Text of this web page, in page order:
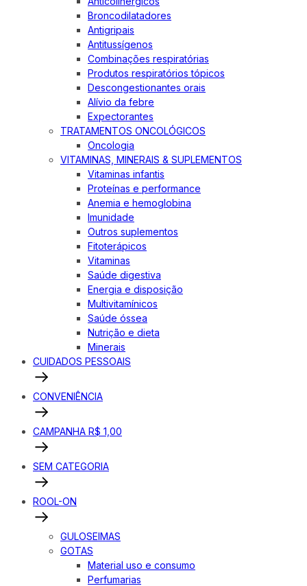
Broncodilatadores
Antigripais
Antitussígenos
Combinações respiratórias
Produtos respiratórios tópicos
Descongestionantes orais
Alívio da febre
Expectorantes
TRATAMENTOS ONCOLÓGICOS
Oncologia
VITAMINAS, MINERAIS & SUPLEMENTOS
Vitaminas infantis
Proteínas e performance
Anemia e hemoglobina
Imunidade
Outros suplementos
Fitoterápicos
Vitaminas
Saúde digestiva
Energia e disposição
Multivitamínicos
Saúde óssea
Nutrição e dieta
Minerais
CUIDADOS PESSOAIS
CONVENIÊNCIA
CAMPANHA R$ 1,00
SEM CATEGORIA
ROOL-ON
GULOSEIMAS
GOTAS
Material uso e consumo
Perfumarias